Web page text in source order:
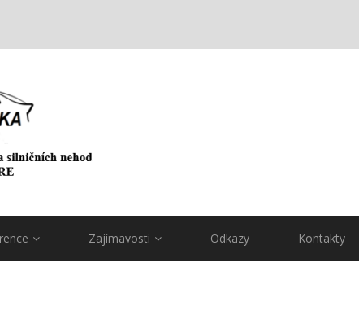
Zajímavosti Odkazy Kontakty